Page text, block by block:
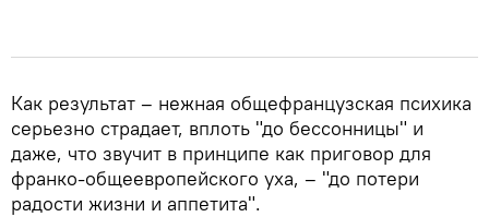
Как результат – нежная общефранцузская психика
серьезно страдает, вплоть "до бессонницы" и
даже, что звучит в принципе как приговор для
франко-общеевропейского уха, – "до потери
радости жизни и аппетита".